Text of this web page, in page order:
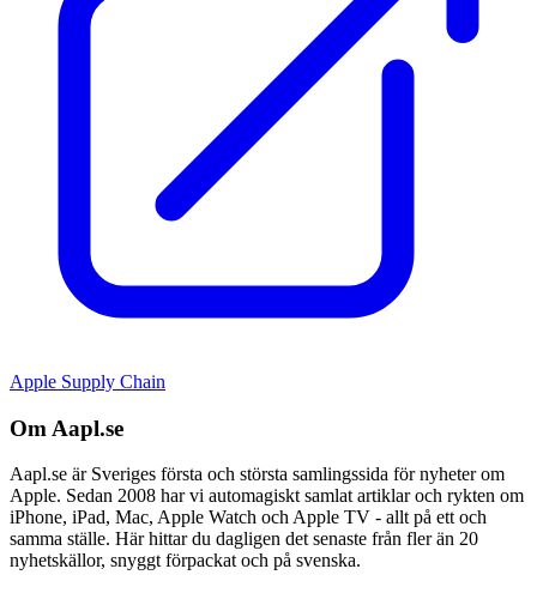
Apple Supply Chain
Om Aapl.se
Aapl.se är Sveriges första och största samlingssida för nyheter om
Apple. Sedan 2008 har vi automagiskt samlat artiklar och rykten om
iPhone, iPad, Mac, Apple Watch och Apple TV - allt på ett och
samma ställe. Här hittar du dagligen det senaste från fler än 20
nyhetskällor, snyggt förpackat och på svenska.